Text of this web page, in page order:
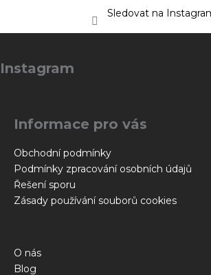
Sledovat na
á
p
Instagram
Informace pro vás
Obchodní podmínky
Podmínky zpracování osobních údajů
Řešení sporu
Zásady používání souborů cookies
O nás
Blog